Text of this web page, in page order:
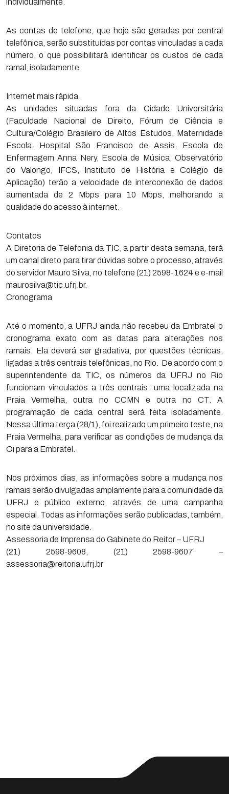
individualmente.
As contas de telefone, que hoje são geradas por central
telefônica, serão substituídas por contas vinculadas a cada
número, o que possibilitará identificar os custos de cada
ramal, isoladamente.
Internet mais rápida
As unidades situadas fora da Cidade Universitária
(Faculdade Nacional de Direito, Fórum de Ciência e
Cultura/Colégio Brasileiro de Altos Estudos, Maternidade
Escola, Hospital São Francisco de Assis, Escola de
Enfermagem Anna Nery, Escola de Música, Observatório
do Valongo, IFCS, Instituto de História e Colégio de
Aplicação) terão a velocidade de interconexão de dados
aumentada de 2 Mbps para 10 Mbps, melhorando a
qualidade do acesso à internet.
Contatos
A Diretoria de Telefonia da TIC, a partir desta semana, terá
um canal direto para tirar dúvidas sobre o processo, através
do servidor Mauro Silva, no telefone (21) 2598-1624 e e-mail
maurosilva@tic.ufrj.br.
Cronograma
Até o momento, a UFRJ ainda não recebeu da Embratel o
cronograma exato com as datas para alterações nos
ramais. Ela deverá ser gradativa, por questões técnicas,
ligadas a três centrais telefônicas, no Rio. De acordo com o
superintendente da TIC, os números da UFRJ no Rio
funcionam vinculados a três centrais: uma localizada na
Praia Vermelha, outra no CCMN e outra no CT. A
programação de cada central será feita isoladamente.
Nessa última terça (28/1), foi realizado um primeiro teste, na
Praia Vermelha, para verificar as condições de mudança da
Oi para a Embratel.
Nos próximos dias, as informações sobre a mudança nos
ramais serão divulgadas amplamente para a comunidade da
UFRJ e público externo, através de uma campanha
especial. Todas as informações serão publicadas, também,
no site da universidade.
Assessoria de Imprensa do Gabinete do Reitor – UFRJ
(21) 2598-9608, (21) 2598-9607 –
assessoria@reitoria.ufrj.br